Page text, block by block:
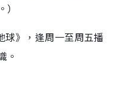
球》，逢周一至周五播
。